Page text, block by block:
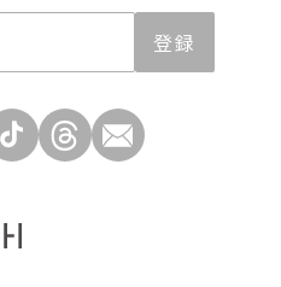
登録